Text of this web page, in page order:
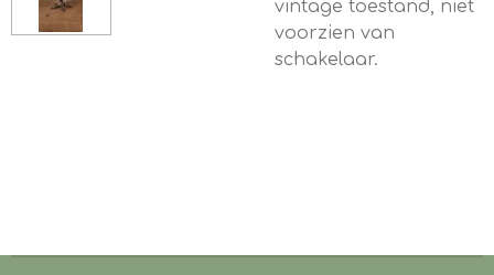
vintage toestand, niet
voorzien van
schakelaar.